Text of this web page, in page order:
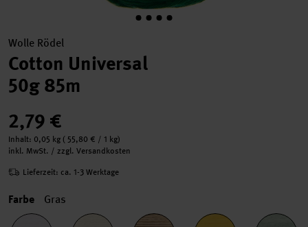
Wolle Rödel
Cotton Universal
50g 85m
2,79 €
Inhalt: 0,05 kg ( 55,80 € / 1 kg)
inkl. MwSt. / zzgl. Versandkosten
Lieferzeit: ca. 1-3 Werktage
Farbe Gras